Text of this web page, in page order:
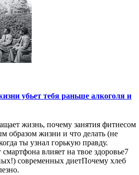
убьет тебя раньше алкоголя и
жизнь, почему занятия фитнесом
образом жизни и что делать (не
ты узнал горькую правду.
влияет на твое здоровье7
современных диетПочему хлеб